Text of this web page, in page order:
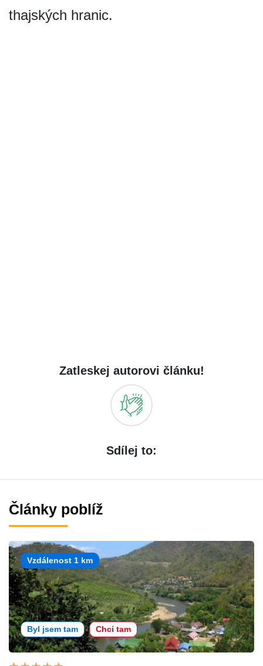
thajských hranic.
Zatleskej autorovi článku!
Sdílej to:
Články poblíž
Vzdálenost 1 km
Byl jsem tam Chci tam